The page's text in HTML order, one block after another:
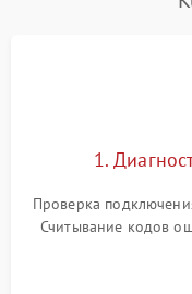
1.
Проверка
Считывание кодов
выявления